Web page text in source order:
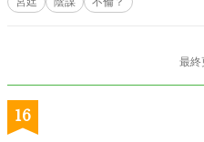
最終
16